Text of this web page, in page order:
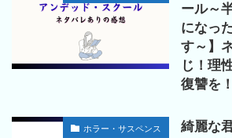
ール～
になっ
す～】
じ！理
復讐を！
ホラー・サスペンス
綺麗な